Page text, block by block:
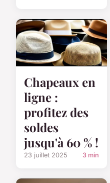
Chapeaux en
ligne :
profitez des
soldes
jusqu'à 60 % !
23 juillet 2025 3 min